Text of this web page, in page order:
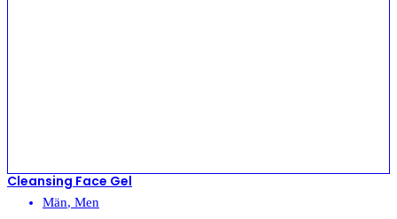
Cleansing Face Gel
Män, Men